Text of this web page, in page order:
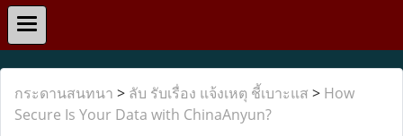
กระดานสนทนา > ลับ รับเรื่อง แจ้งเหตุ ชี้เบาะแส > How
Secure Is Your Data with ChinaAnyun?